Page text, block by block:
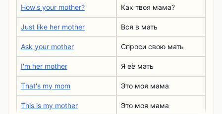
How's your mother? Как твоя мама?
Just like her mother Вся в мать
Ask your mother Спроси свою мать
I'm her mother Я её мать
That's my mom Это моя мама
This is my mother Это моя мама